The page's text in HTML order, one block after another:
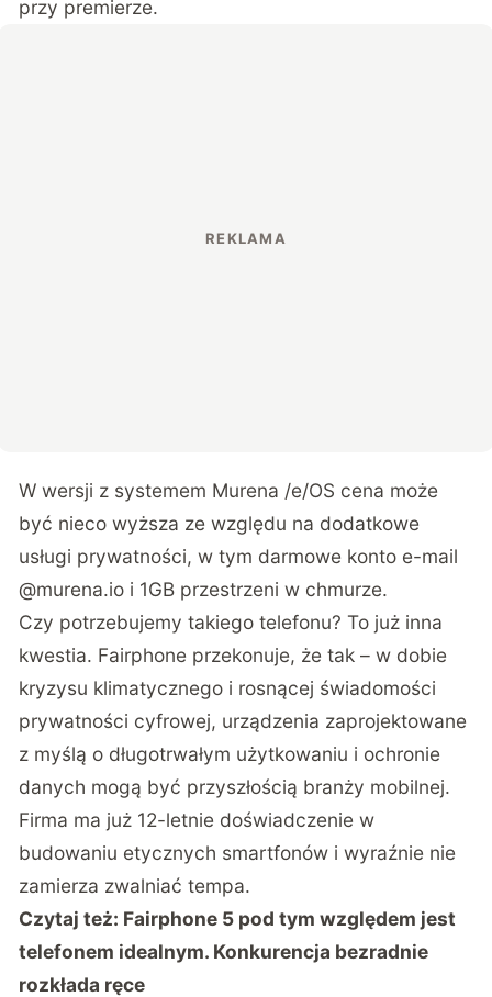
przy premierze.
W wersji z systemem Murena /e/OS cena może
być nieco wyższa ze względu na dodatkowe
usługi prywatności, w tym darmowe konto e-mail
@murena.io i 1GB przestrzeni w chmurze.
Czy potrzebujemy takiego telefonu? To już inna
kwestia. Fairphone przekonuje, że tak – w dobie
kryzysu klimatycznego i rosnącej świadomości
prywatności cyfrowej, urządzenia zaprojektowane
z myślą o długotrwałym użytkowaniu i ochronie
danych mogą być przyszłością branży mobilnej.
Firma ma już 12-letnie doświadczenie w
budowaniu etycznych smartfonów i wyraźnie nie
zamierza zwalniać tempa.
Czytaj też: Fairphone 5 pod tym względem jest
telefonem idealnym. Konkurencja bezradnie
rozkłada ręce